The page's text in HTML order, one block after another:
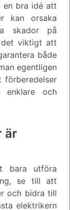
en bra idé att
kan orsaka
skador på
det viktigt att
både
egentligen
förberedelser
enklare och
är
bara utföra
se till att
och bidra till
elektrikern